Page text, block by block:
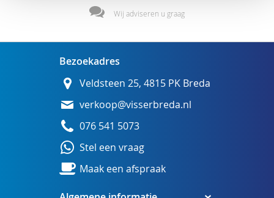
Wij adviseren u graag
Bezoekadres
Veldsteen 25, 4815 PK Breda
verkoop@visserbreda.nl
076 541 5073
Stel een vraag
Maak een afspraak